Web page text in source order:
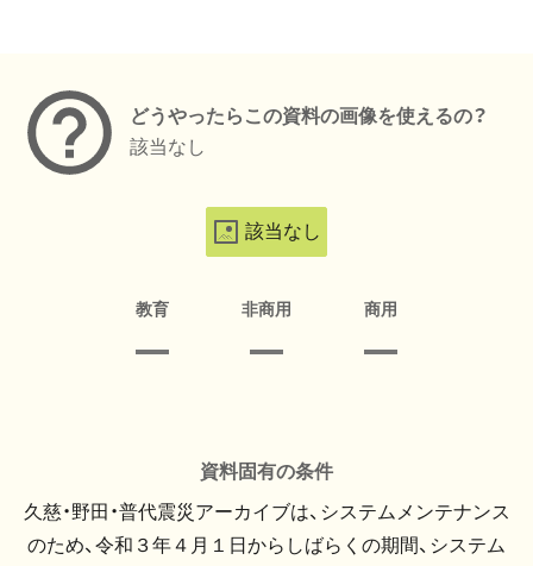
どうやったらこの資料の画像を使えるの？
該当なし
該当なし
教育 非商用 商用
資料固有の条件
久慈・野田・普代震災アーカイブは、システムメンテナンス
のため、令和３年４月１日からしばらくの期間、システム